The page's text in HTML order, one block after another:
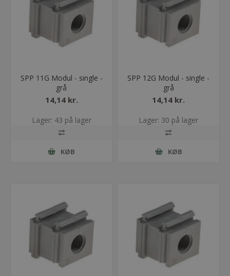
SPP 11G Modul - single -
grå
14,14 kr.
Lager: 43 på lager
KØB
SPP 12G Modul - single -
grå
14,14 kr.
Lager: 30 på lager
KØB